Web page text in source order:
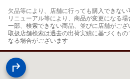
欠品等により、店舗に行っても購入できな
リニューアル等により、商品が変更になる
一部、検索できない商品、並びに店舗がござ
取扱店舗検索は過去の出荷実績に基づくも
なる場合がございます